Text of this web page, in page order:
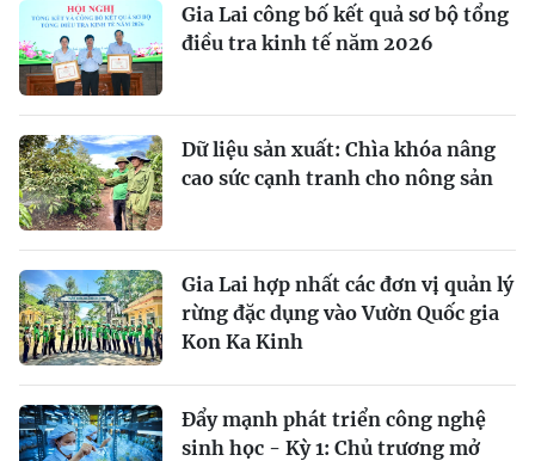
Gia Lai công bố kết quả sơ bộ tổng
điều tra kinh tế năm 2026
Dữ liệu sản xuất: Chìa khóa nâng
cao sức cạnh tranh cho nông sản
Gia Lai hợp nhất các đơn vị quản lý
rừng đặc dụng vào Vườn Quốc gia
Kon Ka Kinh
Đẩy mạnh phát triển công nghệ
sinh học - Kỳ 1: Chủ trương mở